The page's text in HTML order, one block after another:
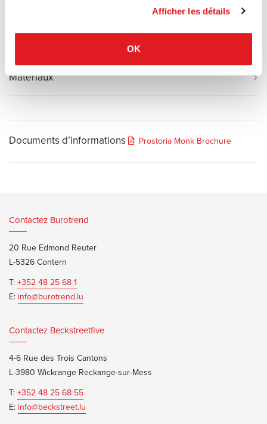
Afficher les détails
OK
La collection est complétée par des tables basses, une table à
Matériaux
Documents d’informations Prostoria Monk Brochure
Contactez Burotrend
20 Rue Edmond Reuter
L-5326 Contern
T:+352 48 25 68 1
E: info@burotrend.lu
Contactez Beckstreetfive
4-6 Rue des Trois Cantons
L-3980 Wickrange Reckange-sur-Mess
T:+352 48 25 68 55
E: info@beckstreet.lu